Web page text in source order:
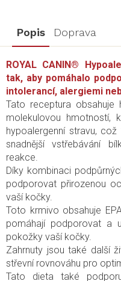
Popis Doprava
ROYAL CANIN®
tak, aby pomáhalo
intolerancí, alergiemi
Tato receptura obsahuje
molekulovou hmotností,
hypoalergenní stravu,
snadnější vstřebávání
reakce.
Díky kombinaci
podporovat přirozenou
vaší kočky.
Toto krmivo obsahuje
pomáhají podporovat a
pokožky vaší kočky.
Zahrnuty jsou také další
střevní rovnováhu pro
Tato dieta také